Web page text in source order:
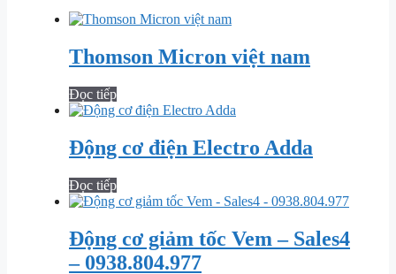
Thomson Micron việt nam
Đọc tiếp
Động cơ điện Electro Adda
Đọc tiếp
Động cơ giảm tốc Vem – Sales4
– 0938.804.977